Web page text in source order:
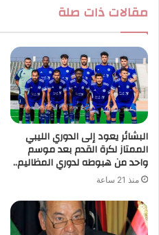
مقالات ذات صلة
البشائر يعود إلى الدوري الليبي
الممتاز لكرة القدم بعد موسم
واحد من هبوطه لدوري المظاليم..
منذ 21 ساعة